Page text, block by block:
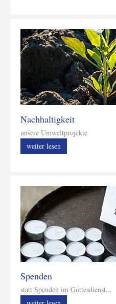
Nachhaltigkeit
unsere Umweltprojekte
weiter lesen
Spenden
statt Spenden im Gottesdienst...